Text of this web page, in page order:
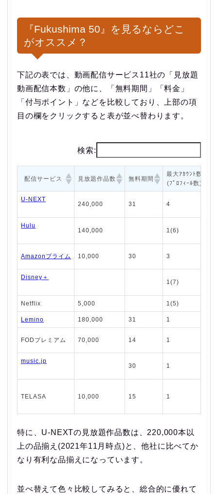
『Fukushima 50』を見るならどこ
がオススメ？
下記の表では、動画配信サービス11社の「見放題
動画配信本数」の他に、「無料期間」「料金」
「付与ポイント」などを比較しており、上部の項
目の欄をクリックすると表が並べ替わります。
検索:
配信サービス 見放題作品数 無料期間
最大ｱｶｳﾝﾄ数
(ﾌﾟﾛﾌｨｰﾙ数)
U-NEXT
240,000 31 4
Hulu
140,000 1(6)
Amazonプライム 10,000 30 3
Disney＋
1(7)
Netflix 5,000 1(5)
Lemino 180,000 31 1
FODプレミアム 70,000 14 1
music.jp
30 1
TELASA 10,000 15 1
特に、U-NEXTの見放題作品数は、220,000本以
上の品揃え(2021年11月時点)と、他社に比べてか
なり有利な品揃えになっています。
並べ替えて色々比較してみると、総合的に優れて